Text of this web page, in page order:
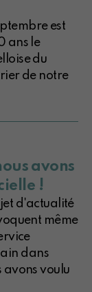
est
ans le
du
de notre
avons
!
d'actualité
même
dans
avons voulu